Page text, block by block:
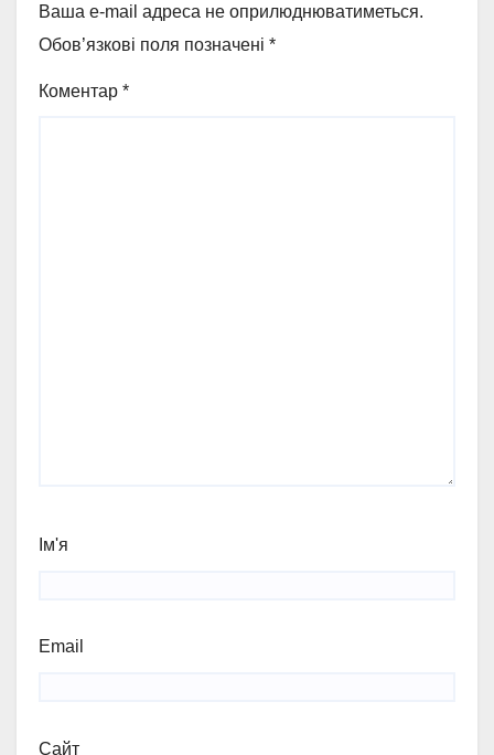
Ваша e-mail адреса не оприлюднюватиметься.
Обов’язкові поля позначені *
Коментар *
Ім'я
Email
Сайт